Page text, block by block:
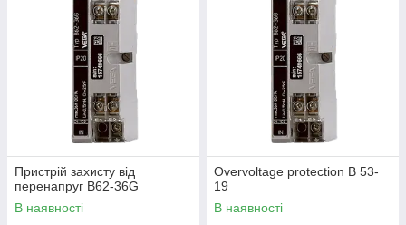
Пристрій захисту від
перенапруг B62-36G
В наявності
Overvoltage protection B 53-
19
В наявності